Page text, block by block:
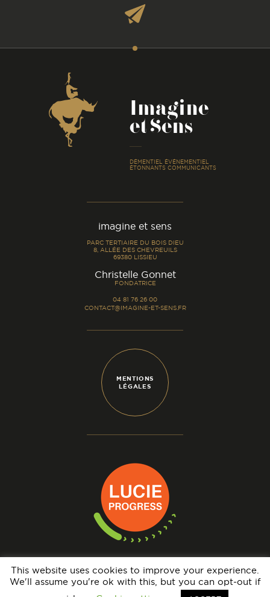
Coordonnées
Imagine
et Sens
DÉMENTIEL ÉVÉNEMENTIEL
ÉTONNANTS COMMUNICANTS
imagine et sens
PARC TERTIAIRE DU BOIS DIEU
8, ALLÉE DES CHEVREUILS
69380 LISSIEU
Christelle Gonnet-
FONDATRICE
04 81 76 26 00
CONTACT@IMAGINE-ET-SENS.FR
MENTIONS
LÉGALES
N° IMMATRICULATION OPÉRATEUR DE VOYAGES : IM069140005 - GARANTIE
This website uses cookies to improve your experience.
We'll assume you're ok with this, but you can opt-out if